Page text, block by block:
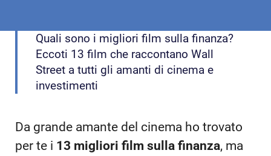
Quali sono i migliori film sulla finanza?
Eccoti 13 film che raccontano Wall
Street a tutti gli amanti di cinema e
investimenti
Da grande amante del cinema ho trovato
per te i 13 migliori film sulla finanza, ma